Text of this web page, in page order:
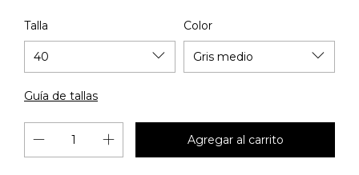
Talla Color
Guía de tallas